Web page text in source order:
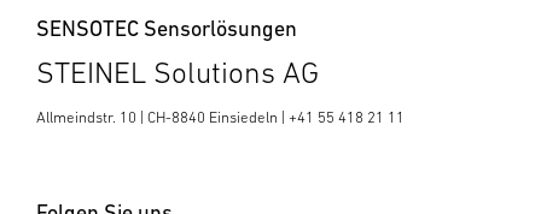
SENSOTEC Sensorlösungen
STEINEL Solutions AG
Allmeindstr. 10 | CH-8840 Einsiedeln | +41 55 418 21 11